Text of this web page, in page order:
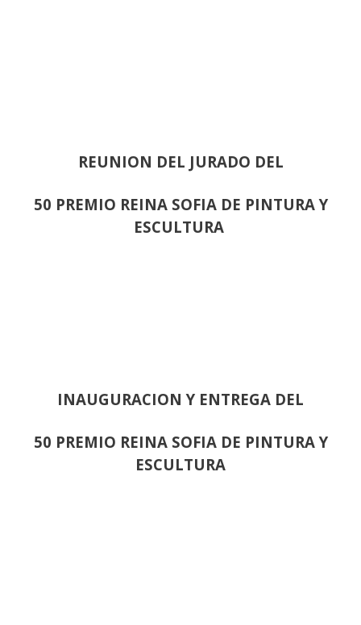
REUNION DEL JURADO DEL
50 PREMIO REINA SOFIA DE PINTURA Y
ESCULTURA
INAUGURACION Y ENTREGA DEL
50 PREMIO REINA SOFIA DE PINTURA Y
ESCULTURA